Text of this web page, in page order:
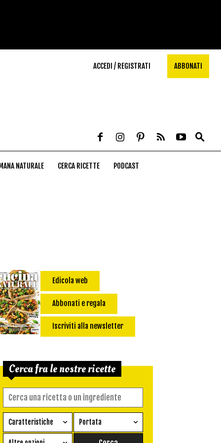
ACCEDI / REGISTRATI ABBONATI
NATURALE CERCA RICETTE PODCAST
Edicola web
Abbonati e regala
Iscriviti alla newsletter
Cerca fra le nostre ricette
Caratteristiche
Ricetta vegetariana
Portata
Antipasto